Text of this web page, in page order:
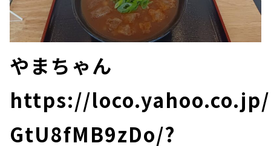
やまちゃん
https://
GtU8fMB9zDo/?